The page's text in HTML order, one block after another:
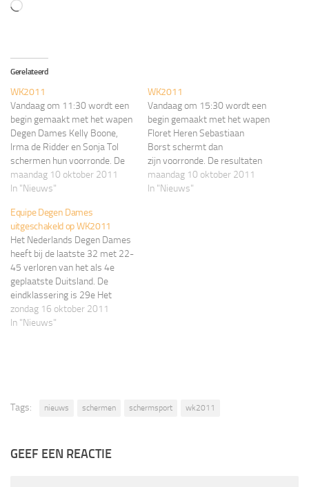
Aan
Gerelateerd
WK2011
Vandaag om 11:30 wordt een
begin gemaakt met het wapen
Degen Dames Kelly Boone,
Irma de Ridder en Sonja Tol
schermen hun voorronde. De
resultaten zijn hier live te
volgen Site van de organisatie
maandag 10 oktober 2011
In "Nieuws"
WK2011
Vandaag om 15:30 wordt een
begin gemaakt met het wapen
Floret Heren Sebastiaan
Borst schermt dan
zijn voorronde. De resultaten
zijn hier live te volgen Site van
de organisatie
maandag 10 oktober 2011
In "Nieuws"
Equipe Degen Dames
uitgeschakeld op WK2011
Het Nederlands Degen Dames
heeft bij de laatste 32 met 22-
45 verloren van het als 4e
geplaatste Duitsland. De
eindklassering is 29e Het
team bestond uit : Kelly Boone
, Irma de Ridder en Sonja
zondag 16 oktober 2011
In "Nieuws"
Tags: nieuws schermen schermsport wk2011
GEEF EEN REACTIE